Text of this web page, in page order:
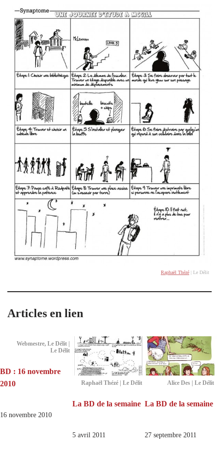
Raphaël Thézé | Le Délit
Articles en lien
Webmestre, Le Délit |
Le Délit
BD : 16 novembre
2010
16 novembre 2010
Raphaël Thézé | Le Délit
La BD de la semaine
5 avril 2011
Alice Des | Le Délit
La BD de la semaine
27 septembre 2011